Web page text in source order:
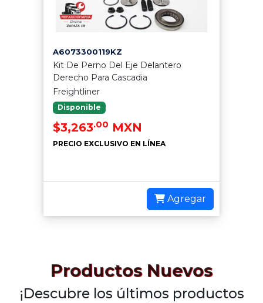
A6073300119KZ
Kit De Perno Del Eje Delantero
Derecho Para Cascadia
Freightliner
Disponible
$3,263.00 MXN
PRECIO EXCLUSIVO EN LÍNEA
Agregar
Productos Nuevos
¡Descubre los últimos productos